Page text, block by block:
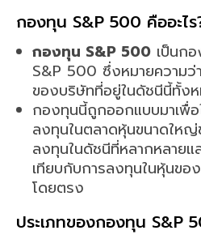
กองทุน S&P 500 คืออะไร
กองทุน S&P 500 เป็นก
S&P 500 ซึ่งหมายความว่
ของบริษัทที่อยู่ในดัชนีนี้ทั้ง
กองทุนนี้ถูกออกแบบมาเพื่
ลงทุนในตลาดหุ้นขนาดให
ลงทุนในดัชนีที่หลากหลายแ
เทียบกับการลงทุนในหุ้นข
โดยตรง
ประเภทของกองทุน S&P